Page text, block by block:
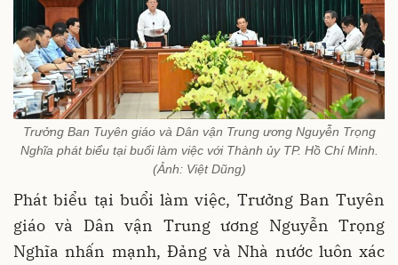
Trưởng Ban Tuyên giáo và Dân vận Trung ương Nguyễn Trọng
Nghĩa phát biểu tại buổi làm việc với Thành ủy TP. Hồ Chí Minh.
(Ảnh: Việt Dũng)
Phát biểu tại buổi làm việc, Trưởng Ban Tuyên
giáo và Dân vận Trung ương Nguyễn Trọng
Nghĩa nhấn mạnh, Đảng và Nhà nước luôn xác